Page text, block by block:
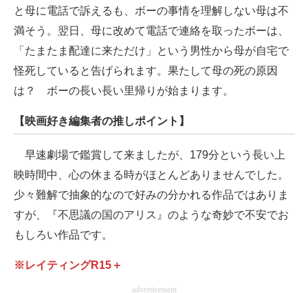
と母に電話で訴えるも、ボーの事情を理解しない母は不
満そう。翌日、母に改めて電話で連絡を取ったボーは、
「たまたま配達に来ただけ」という男性から母が自宅で
怪死していると告げられます。果たして母の死の原因
は？ ボーの長い長い里帰りが始まります。
【映画好き編集者の推しポイント】
早速劇場で鑑賞して来ましたが、179分という長い上
映時間中、心の休まる時がほとんどありませんでした。
少々難解で抽象的なので好みの分かれる作品ではありま
すが、『不思議の国のアリス』のような奇妙で不安でお
もしろい作品です。
※レイティングR15＋
advertisement